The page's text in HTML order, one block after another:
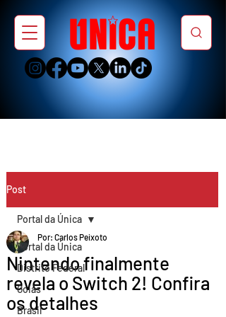
Post
Portal da Única
Distrito Federal
Goiás
Brasil
Portal da Única
Nintendo finalmente
revela o Switch 2! Confira
os detalhes
Por: Carlos Peixoto